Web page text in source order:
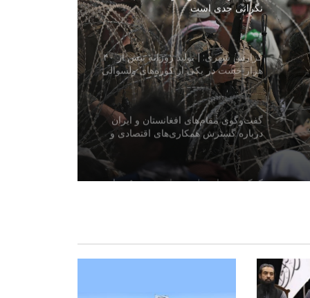
نگرانی جدی است
گزارش شهری: | تولید روزانه بیش از ۴۰
هزار خشت در یکی از کوره‌های ولسوالی
فیروز نخچیر سمنگان
گفت‌وگوی مقام‌های افغانستان و ایران
درباره گسترش همکاری‌های اقتصادی و
تجارتی
کمک تجهیزات طبی به ارزش ۵۰۰ هزار
افغانستان و آذربایجان درباره همکاری‌های
محیط زیستی گفت‌وگو کردند